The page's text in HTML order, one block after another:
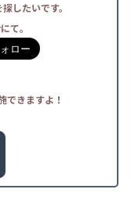
したいです。
て。
できますよ！